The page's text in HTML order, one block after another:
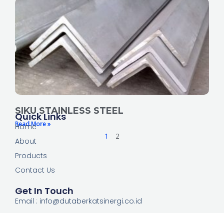
SIKU STAINLESS STEEL
Read More »
1 2
Quick Links
Home
About
Products
Contact Us
Get In Touch
Email : info@dutaberkatsinergi.co.id